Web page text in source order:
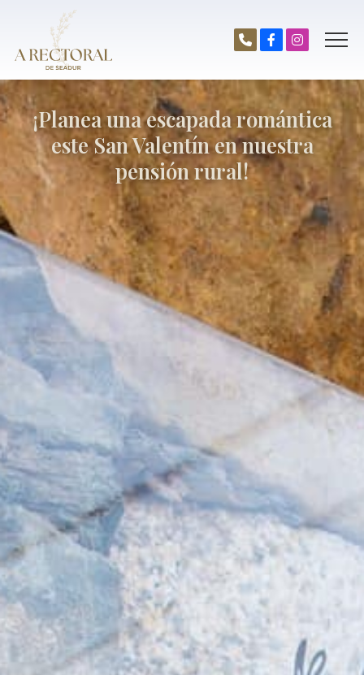
¡Planea una escapada romántica
este San Valentín en nuestra
pensión rural!